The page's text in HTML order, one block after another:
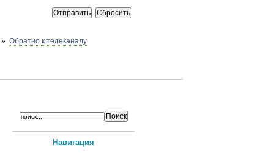
» Обратно к телеканалу
Навигация